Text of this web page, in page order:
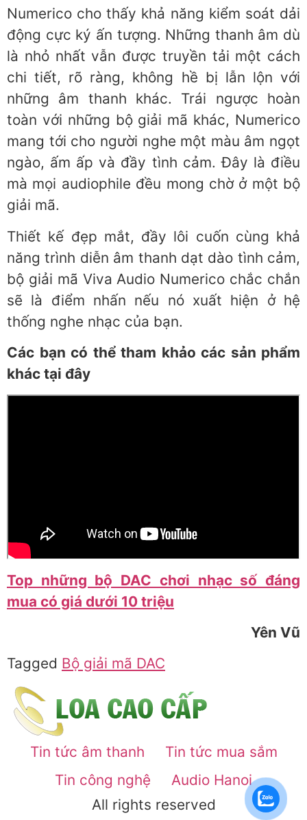
Numerico cho thấy khả năng kiểm soát dải
động cực ký ấn tượng. Những thanh âm dù
là nhỏ nhất vẫn được truyền tải một cách
chi tiết, rõ ràng, không hề bị lẫn lộn với
những âm thanh khác. Trái ngược hoàn
toàn với những bộ giải mã khác, Numerico
mang tới cho người nghe một màu âm ngọt
ngào, ấm ấp và đầy tình cảm. Đây là điều
mà mọi audiophile đều mong chờ ở một bộ
giải mã.
Thiết kế đẹp mắt, đầy lôi cuốn cùng khả
năng trình diễn âm thanh dạt dào tình cảm,
bộ giải mã Viva Audio Numerico chắc chắn
sẽ là điểm nhấn nếu nó xuất hiện ở hệ
thống nghe nhạc của bạn.
Các bạn có thể tham khảo các sản phẩm
khác tại đây
Top những bộ DAC chơi nhạc số đáng
mua có giá dưới 10 triệu
Yên Vũ
Tagged Bộ giải mã DAC
Tin tức âm thanh
Tin tức mua sắm
Tin công nghệ
Audio Hanoi
All rights reserved